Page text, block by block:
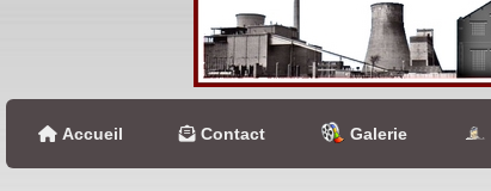
Accueil Contact Galerie